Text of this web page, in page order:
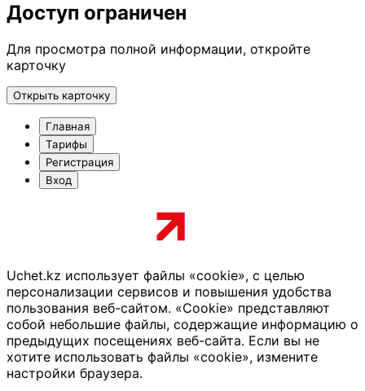
Доступ ограничен
Для просмотра полной информации, откройте
карточку
Открыть карточку
Главная
Тарифы
Регистрация
Вход
Uchet.kz использует файлы «cookie», с целью
персонализации сервисов и повышения удобства
пользования веб-сайтом. «Cookie» представляют
собой небольшие файлы, содержащие информацию о
предыдущих посещениях веб-сайта. Если вы не
хотите использовать файлы «cookie», измените
настройки браузера.